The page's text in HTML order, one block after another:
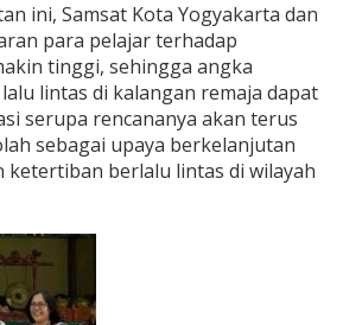
ini, Samsat Kota Yogyakarta dan
para pelajar terhadap
tinggi, sehingga angka
lintas di kalangan remaja dapat
serupa rencananya akan terus
sebagai upaya berkelanjutan
ketertiban berlalu lintas di wilayah